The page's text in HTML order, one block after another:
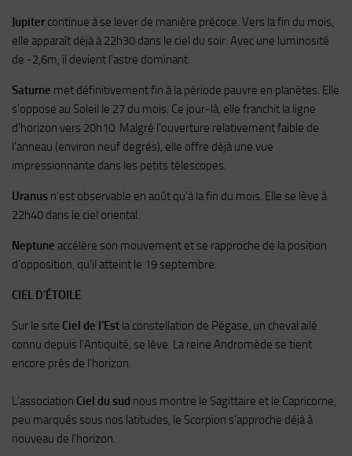
Jupiter continue à se lever de manière précoce. Vers la fin du mois,
elle apparaît déjà à 22h30 dans le ciel du soir. Avec une luminosité
de -2,6m, il devient l'astre dominant.
Saturne met définitivement fin à la période pauvre en planètes. Elle
s'oppose au Soleil le 27 du mois. Ce jour-là, elle franchit la ligne
d'horizon vers 20h10. Malgré l'ouverture relativement faible de
l'anneau (environ neuf degrés), elle offre déjà une vue
impressionnante dans les petits télescopes.
Uranus n'est observable en août qu'à la fin du mois. Elle se lève à
22h40 dans le ciel oriental.
Neptune accélère son mouvement et se rapproche de la position
d'opposition, qu'il atteint le 19 septembre.
CIEL D'ÉTOILE
Sur le site Ciel de l'Est la constellation de Pégase, un cheval ailé
connu depuis l'Antiquité, se lève. La reine Andromède se tient
encore près de l'horizon.
L‘association Ciel du sud nous montre le Sagittaire et le Capricorne,
peu marqués sous nos latitudes, le Scorpion s'approche déjà à
nouveau de l'horizon.